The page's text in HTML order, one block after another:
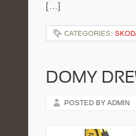
[…]
CATEGORIES:
DOMY
POSTED BY ADMIN